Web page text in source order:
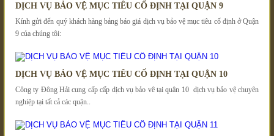
DỊCH VỤ BẢO VỆ MỤC TIÊU CỐ ĐỊNH TẠI QUẬN 9
Kính gửi đến quý khách hàng bảng báo giá dịch vụ bảo vệ mục tiêu cố định ở Quận
9 của chúng tôi:
DỊCH VỤ BẢO VỆ MỤC TIÊU CỐ ĐỊNH TẠI QUẬN 10
Công ty Đông Hải cung cấp cấp dịch vụ bảo vê tại quân 10 dịch vụ bảo vệ chuyên
nghiệp tại tất cả các quận..